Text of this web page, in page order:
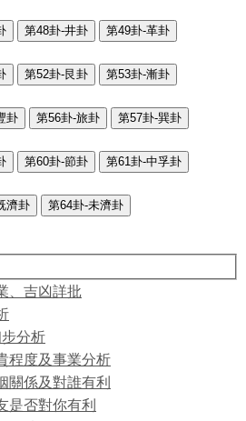
第48卦-井卦 第49卦-革卦
第52卦-艮卦 第53卦-漸卦
卦 第56卦-旅卦 第57卦-巽卦
第60卦-節卦 第61卦-中孚卦
濟卦 第64卦-未濟卦
、吉凶詳批
分析
程度及事業分析
關係及對誰有利
是否對你有利